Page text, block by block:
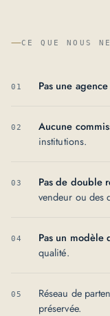
—CE QUE NOUS
Pas une
Aucune
institutions.
Pas de double
vendeur ou des
Pas un modèle
qualité.
Réseau de
préservée.